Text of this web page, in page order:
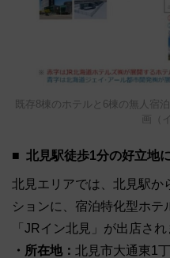
既存8棟のホテルと6棟の無人宿
画（
北見駅徒歩1分の好立地
北見エリアでは、北見駅か
ションに、宿泊特化型ホテ
「JRイン北見」が出店され
・所在地： 北見市大通東1